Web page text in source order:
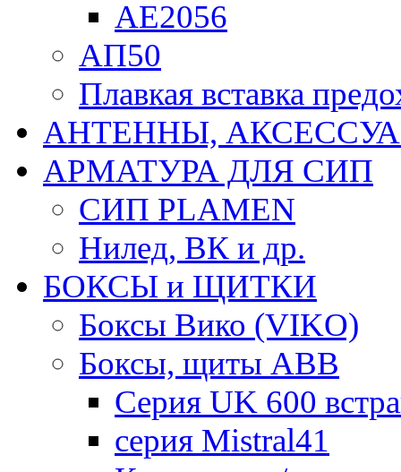
АЕ2056
АП50
Плавкая вставка
АНТЕННЫ,
АРМАТУРА ДЛЯ СИП
СИП PLAMEN
Нилед, ВК и др.
БОКСЫ и ЩИТКИ
Боксы Вико (VIKO)
Боксы, щиты ABB
Серия UK 600
серия Mistral41